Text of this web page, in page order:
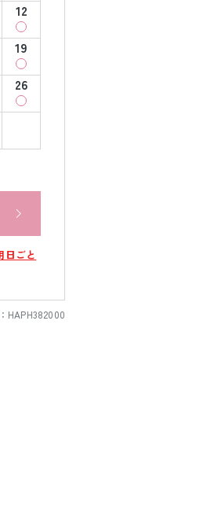
12
19
26
日ごと
HAPH382000